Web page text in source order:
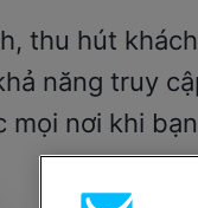
thu hút
năng truy
mọi nơi khi